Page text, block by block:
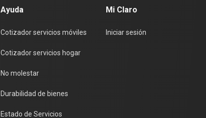
Ayuda
Cotizador servicios móviles
Cotizador servicios hogar
No molestar
Durabilidad de bienes
Estado de Servicios
Mi Claro
Iniciar sesión